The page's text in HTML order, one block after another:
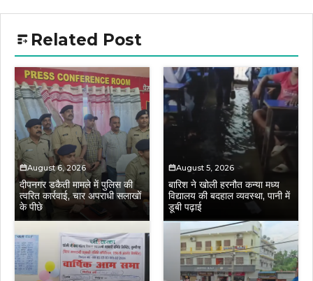
Related Post
August 6, 2026
दीपनगर डकैती मामले में पुलिस की
त्वरित कार्रवाई, चार अपराधी सलाखों
के पीछे
August 5, 2026
बारिश ने खोली हरनौत कन्या मध्य
विद्यालय की बदहाल व्यवस्था, पानी में
डूबी पढ़ाई